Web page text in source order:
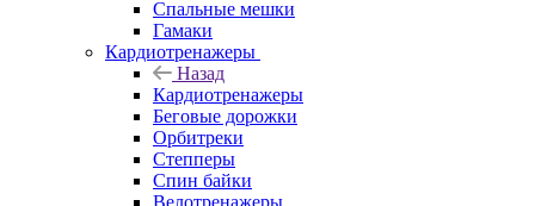
Спальные мешки
Гамаки
Кардиотренажеры
Назад
Кардиотренажеры
Беговые дорожки
Орбитреки
Степперы
Спин байки
Велотренажеры